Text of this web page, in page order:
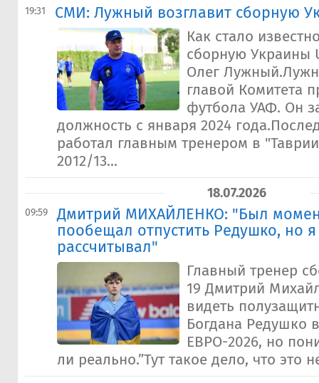
19:31 СМИ: Лужный возглавит сборную
Как стало
сборную Украины
Олег
главой Комитета
футбола УАФ. Он
должность с января 2024
работал главным тренером в
2012/13...
18.07.2026
09:59
Дмитрий МИХАЙЛЕНКО: "Был
пообещал отпустить Редушко, но
рассчитывал"
Главный тренер
19 Дмитрий
видеть
Богдана Редушко
ЕВРО-2026, но
ли реально.”Тут такое дело, что это